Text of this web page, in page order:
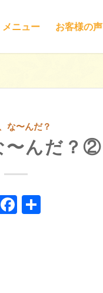
メニュー お客様の声
な〜んだ？
〜んだ？②
Facebook